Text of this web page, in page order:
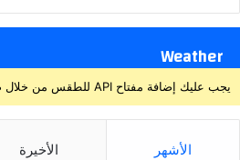
Weather
يجب عليك إضافة مفتاح API للطقس من خلال صفحة إعدادات القالب > الدمج.
الأشهر الأخيرة